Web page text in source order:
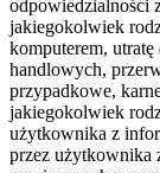
odpowiedzialności
jakiegokolwiek
komputerem,
handlowych,
przypadkowe,
jakiegokolwiek
użytkownika z
przez użytkownika